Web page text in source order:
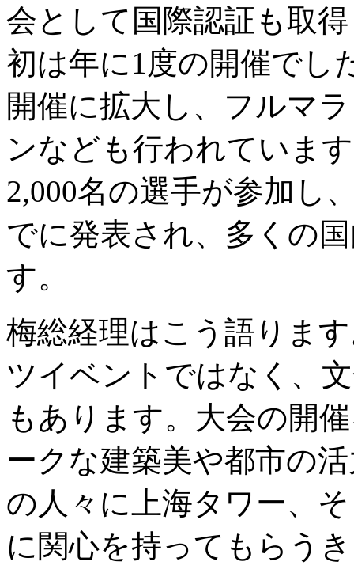
会として国際認証も取
初は年に1度の開催でし
開催に拡大し、フルマ
ンなども行われていま
2,000名の選手が参加し
でに発表され、多くの
す。
梅総経理はこう語りま
ツイベントではなく、
もあります。大会の開
ークな建築美や都市の
の人々に上海タワー、
に関心を持ってもらう